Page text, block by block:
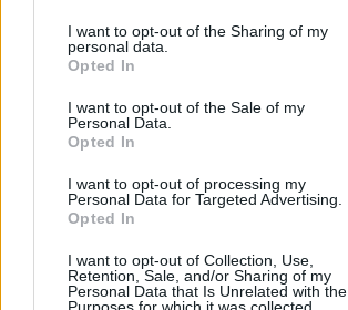
I want to opt-out of the Sharing of my
personal data.
Opted In
I want to opt-out of the Sale of my
Personal Data.
Opted In
I want to opt-out of processing my
Personal Data for Targeted Advertising.
Opted In
I want to opt-out of Collection, Use,
Retention, Sale, and/or Sharing of my
Personal Data that Is Unrelated with the
Purposes for which it was collected.